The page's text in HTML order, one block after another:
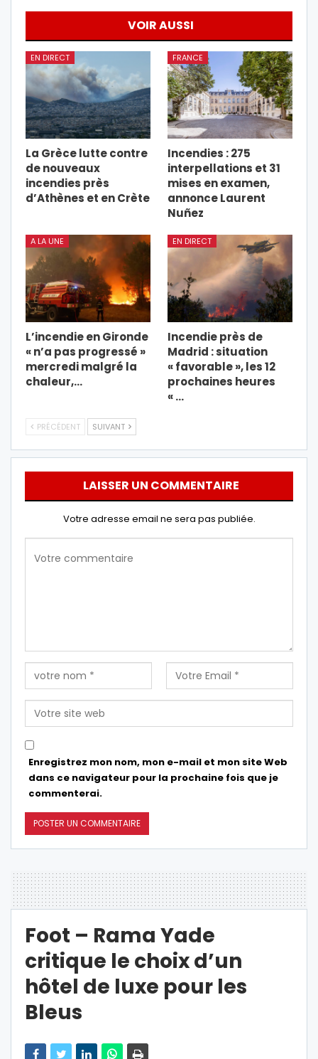
VOIR AUSSI
EN DIRECT
La Grèce lutte contre
de nouveaux
incendies près
d’Athènes et en Crète
FRANCE
Incendies : 275
interpellations et 31
mises en examen,
annonce Laurent
Nuñez
A LA UNE
L’incendie en Gironde
« n’a pas progressé »
mercredi malgré la
chaleur,…
EN DIRECT
Incendie près de
Madrid : situation
« favorable », les 12
prochaines heures
« …
PRÉCÉDENT SUIVANT
LAISSER UN COMMENTAIRE
Votre adresse email ne sera pas publiée.
Enregistrez mon nom, mon e-mail et mon site Web
dans ce navigateur pour la prochaine fois que je
commenterai.
Foot – Rama Yade
critique le choix d’un
hôtel de luxe pour les
Bleus